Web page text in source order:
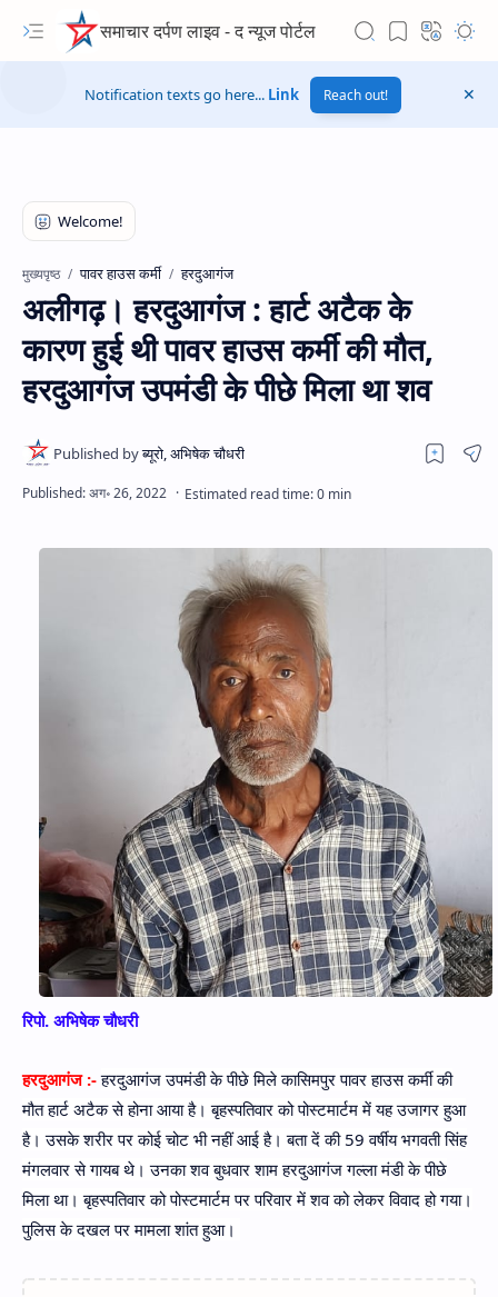
समाचार दर्पण लाइव - द न्यूज पोर्टल
Hidden Menu
Notification texts go here... Link Reach out!
मुख्यपृष्ठ पावर हाउस कर्मी हरदुआगंज
अलीगढ़। हरदुआगंज : हार्ट अटैक के
कारण हुई थी पावर हाउस कर्मी की मौत,
हरदुआगंज उपमंडी के पीछे मिला था शव
रिपो. अभिषेक चौधरी
हरदुआगंज :- हरदुआगंज उपमंडी के पीछे मिले कासिमपुर पावर हाउस कर्मी की
मौत हार्ट अटैक से होना आया है। बृहस्पतिवार को पोस्टमार्टम में यह उजागर हुआ
है। उसके शरीर पर कोई चोट भी नहीं आई है। बता दें की 59 वर्षीय भगवती सिंह
मंगलवार से गायब थे। उनका शव बुधवार शाम हरदुआगंज गल्ला मंडी के पीछे
मिला था। बृहस्पतिवार को पोस्टमार्टम पर परिवार में शव को लेकर विवाद हो गया।
पुलिस के दखल पर मामला शांत हुआ।